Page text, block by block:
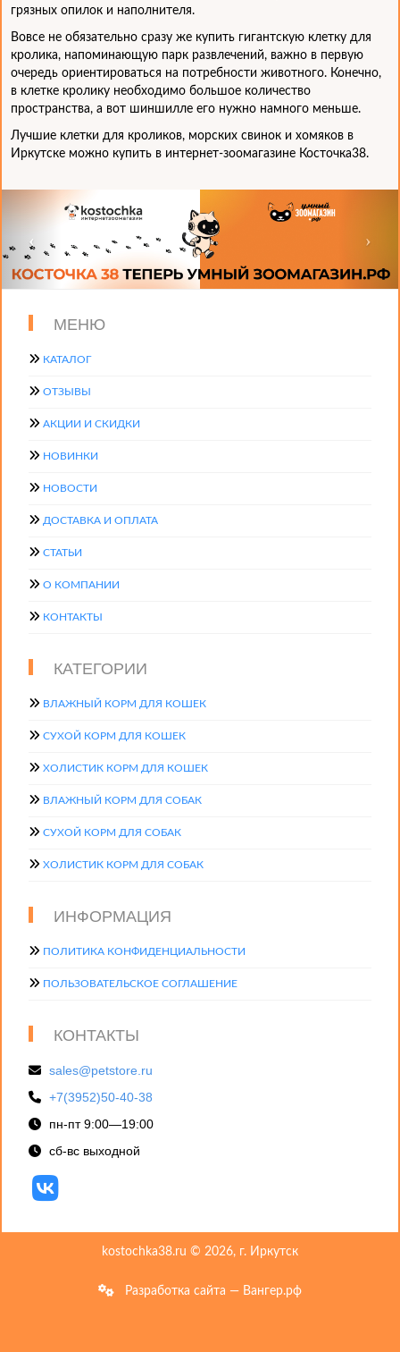
грязных опилок и наполнителя.
Вовсе не обязательно сразу же купить гигантскую клетку для
кролика, напоминающую парк развлечений, важно в первую
очередь ориентироваться на потребности животного. Конечно,
в клетке кролику необходимо большое количество
пространства, а вот шиншилле его нужно намного меньше.
Лучшие клетки для кроликов, морских свинок и хомяков в
Иркутске можно купить в интернет-зоомагазине Косточка38.
МЕНЮ
КАТАЛОГ
ОТЗЫВЫ
АКЦИИ И СКИДКИ
НОВИНКИ
НОВОСТИ
ДОСТАВКА И ОПЛАТА
СТАТЬИ
О КОМПАНИИ
КОНТАКТЫ
КАТЕГОРИИ
ВЛАЖНЫЙ КОРМ ДЛЯ КОШЕК
СУХОЙ КОРМ ДЛЯ КОШЕК
ХОЛИСТИК КОРМ ДЛЯ КОШЕК
ВЛАЖНЫЙ КОРМ ДЛЯ СОБАК
СУХОЙ КОРМ ДЛЯ СОБАК
ХОЛИСТИК КОРМ ДЛЯ СОБАК
ИНФОРМАЦИЯ
ПОЛИТИКА КОНФИДЕНЦИАЛЬНОСТИ
ПОЛЬЗОВАТЕЛЬСКОЕ СОГЛАШЕНИЕ
КОНТАКТЫ
sales@petstore.ru
+7(3952)50-40-38
пн-пт 9:00—19:00
сб-вс выходной
kostochka38.ru © 2026, г. Иркутск
Разработка сайта — Вангер.рф